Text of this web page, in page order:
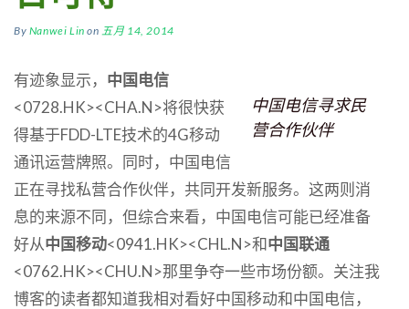
By Nanwei Lin on 五月 14, 2014
中国电信寻求民
营合作伙伴
有迹象显示， 中国电信
<0728.HK><CHA.N>将很快获
得基于FDD-LTE技术的4G移动
通讯运营牌照。同时，中国电信
正在寻找私营合作伙伴，共同开发新服务。这两则消
息的来源不同，但综合来看，中国电信可能已经准备
好从中国移动<0941.HK><CHL.N>和中国联通
<0762.HK><CHU.N>那里争夺一些市场份额。关注我
博客的读者都知道我相对看好中国移动和中国电信，